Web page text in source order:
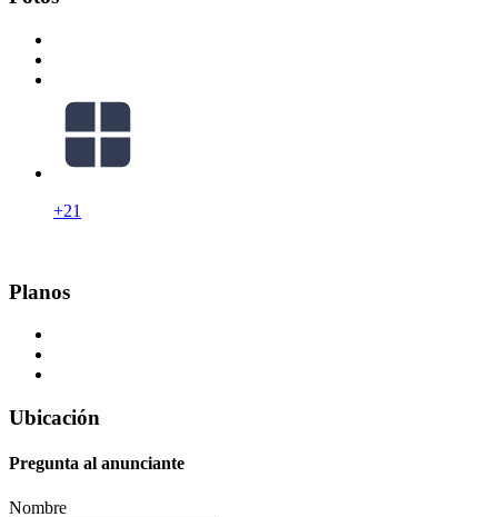
+21
Planos
Ubicación
Pregunta al anunciante
Nombre